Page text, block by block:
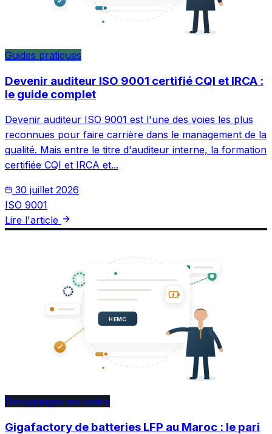
Guides pratiques
Devenir auditeur ISO 9001 certifié CQI et IRCA :
le guide complet
Devenir auditeur ISO 9001 est l'une des voies les plus
reconnues pour faire carrière dans le management de la
qualité. Mais entre le titre d'auditeur interne, la formation
certifiée CQI et IRCA et...
30 juillet 2026
ISO 9001
Lire l'article
HEMC
Décryptages sectoriels
Gigafactory de batteries LFP au Maroc : le pari